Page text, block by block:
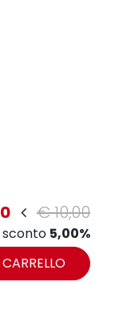
€ 10,00
sconto 5,00%